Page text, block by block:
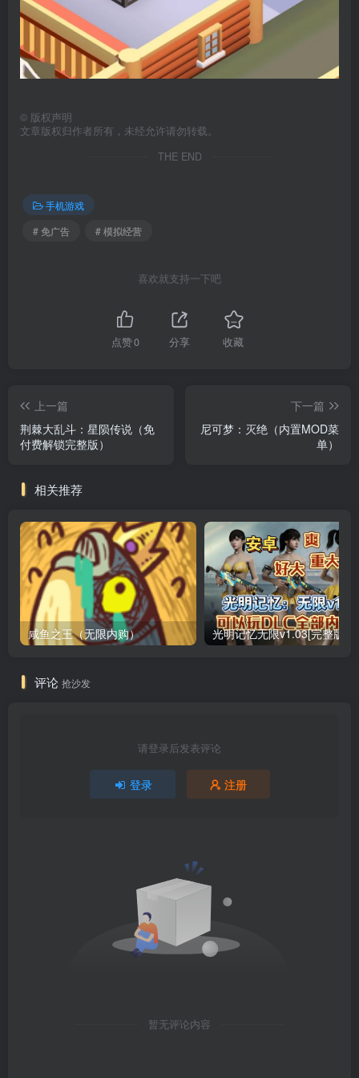
© 版权声明
文章版权归作者所有，未经允许请勿转载。
THE END
手机游戏
# 免广告
# 模拟经营
喜欢就支持一下吧
点赞0 分享 收藏
上一篇
荆棘大乱斗：星陨传说（免
付费解锁完整版）
下一篇
尼可梦：灭绝（内置MOD菜
单）
相关推荐
咸鱼之王（无限内购）
评论 抢沙发
请登录后发表评论
登录 注册
暂无评论内容